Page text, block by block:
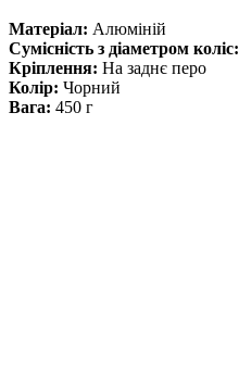
Матеріал: Алюміній
Сумісність з діаметром коліс:
Кріплення: На заднє перо
Колір: Чорний
Вага: 450 г